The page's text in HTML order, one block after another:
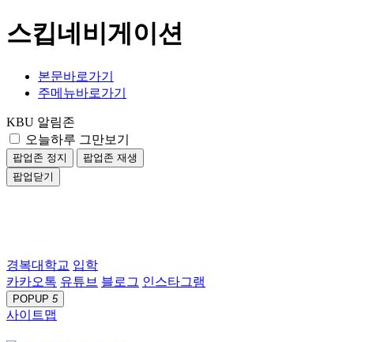
스킵네비게이션
본문바로가기
주메뉴바로가기
KBU 알림존
오늘하루 그만보기
팝업존 정지
팝업존 재생
팝업닫기
경복대학교 입학
카카오톡 유튜브 블로그 인스타그램
POPUP 5
사이트맵